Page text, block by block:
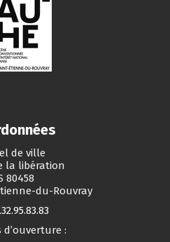
de ville
la libération
80458
du-Rouvray
d’ouverture :